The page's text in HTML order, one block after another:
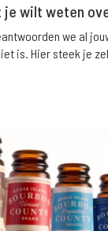
je wilt weten
we al
is. Hier steek je